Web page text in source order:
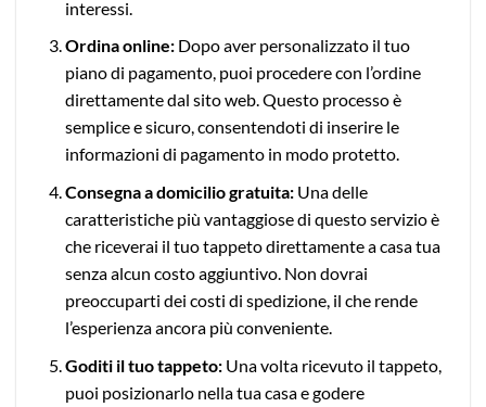
interessi.
Ordina online:Dopo aver personalizzato il tuo
piano di pagamento, puoi procedere con l’ordine
direttamente dal sito web. Questo processo è
semplice e sicuro, consentendoti di inserire le
informazioni di pagamento in modo protetto.
Consegna a domicilio gratuita:Una delle
caratteristiche più vantaggiose di questo servizio è
che riceverai il tuo tappeto direttamente a casa tua
senza alcun costo aggiuntivo. Non dovrai
preoccuparti dei costi di spedizione, il che rende
l’esperienza ancora più conveniente.
Goditi il tuo tappeto:Una volta ricevuto il tappeto,
puoi posizionarlo nella tua casa e godere